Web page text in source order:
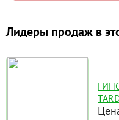
Лидеры продаж в